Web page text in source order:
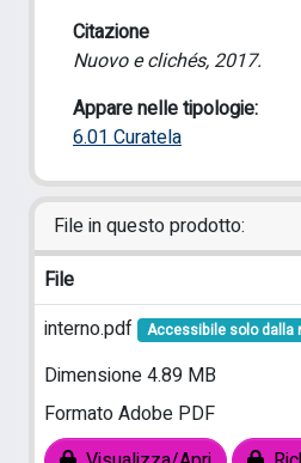
Citazione
Nuovo e clichés, 2017.
Appare nelle tipologie:
6.01 Curatela
File in questo prodotto:
File
interno.pdf
Accessibile solo dalla
Dimensione 4.89 MB
Formato Adobe PDF